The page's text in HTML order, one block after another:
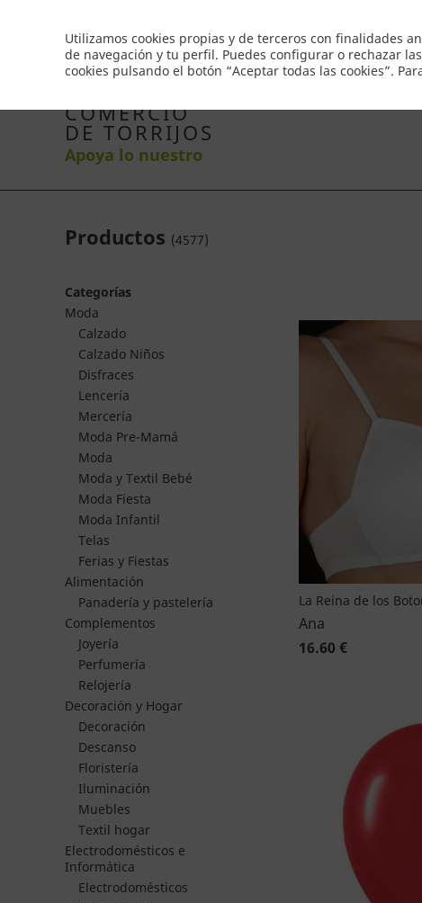
Utilizamos cookies propias y de terceros con finalidades
de navegación y tu perfil. Puedes configurar o rechazar
cookies pulsando el botón “Aceptar todas las cookies”.
Inicio Productos Comercios Ofertas
COMERCIO
DE TORRIJOS
Apoya lo nuestro
Productos (4577)
Categorías
Moda
Calzado
Calzado Niños
Disfraces
Lencería
Mercería
Moda Pre-Mamá
Moda
Moda y Textil Bebé
Moda Fiesta
Moda Infantil
Telas
Ferias y Fiestas
Alimentación
Panadería y pastelería
Complementos
Joyería
Perfumería
Relojería
Decoración y Hogar
Decoración
Descanso
Floristería
Iluminación
Muebles
Textil hogar
Electrodomésticos e
Informática
Electrodomésticos
La Reina de los
Ana
16.60 €